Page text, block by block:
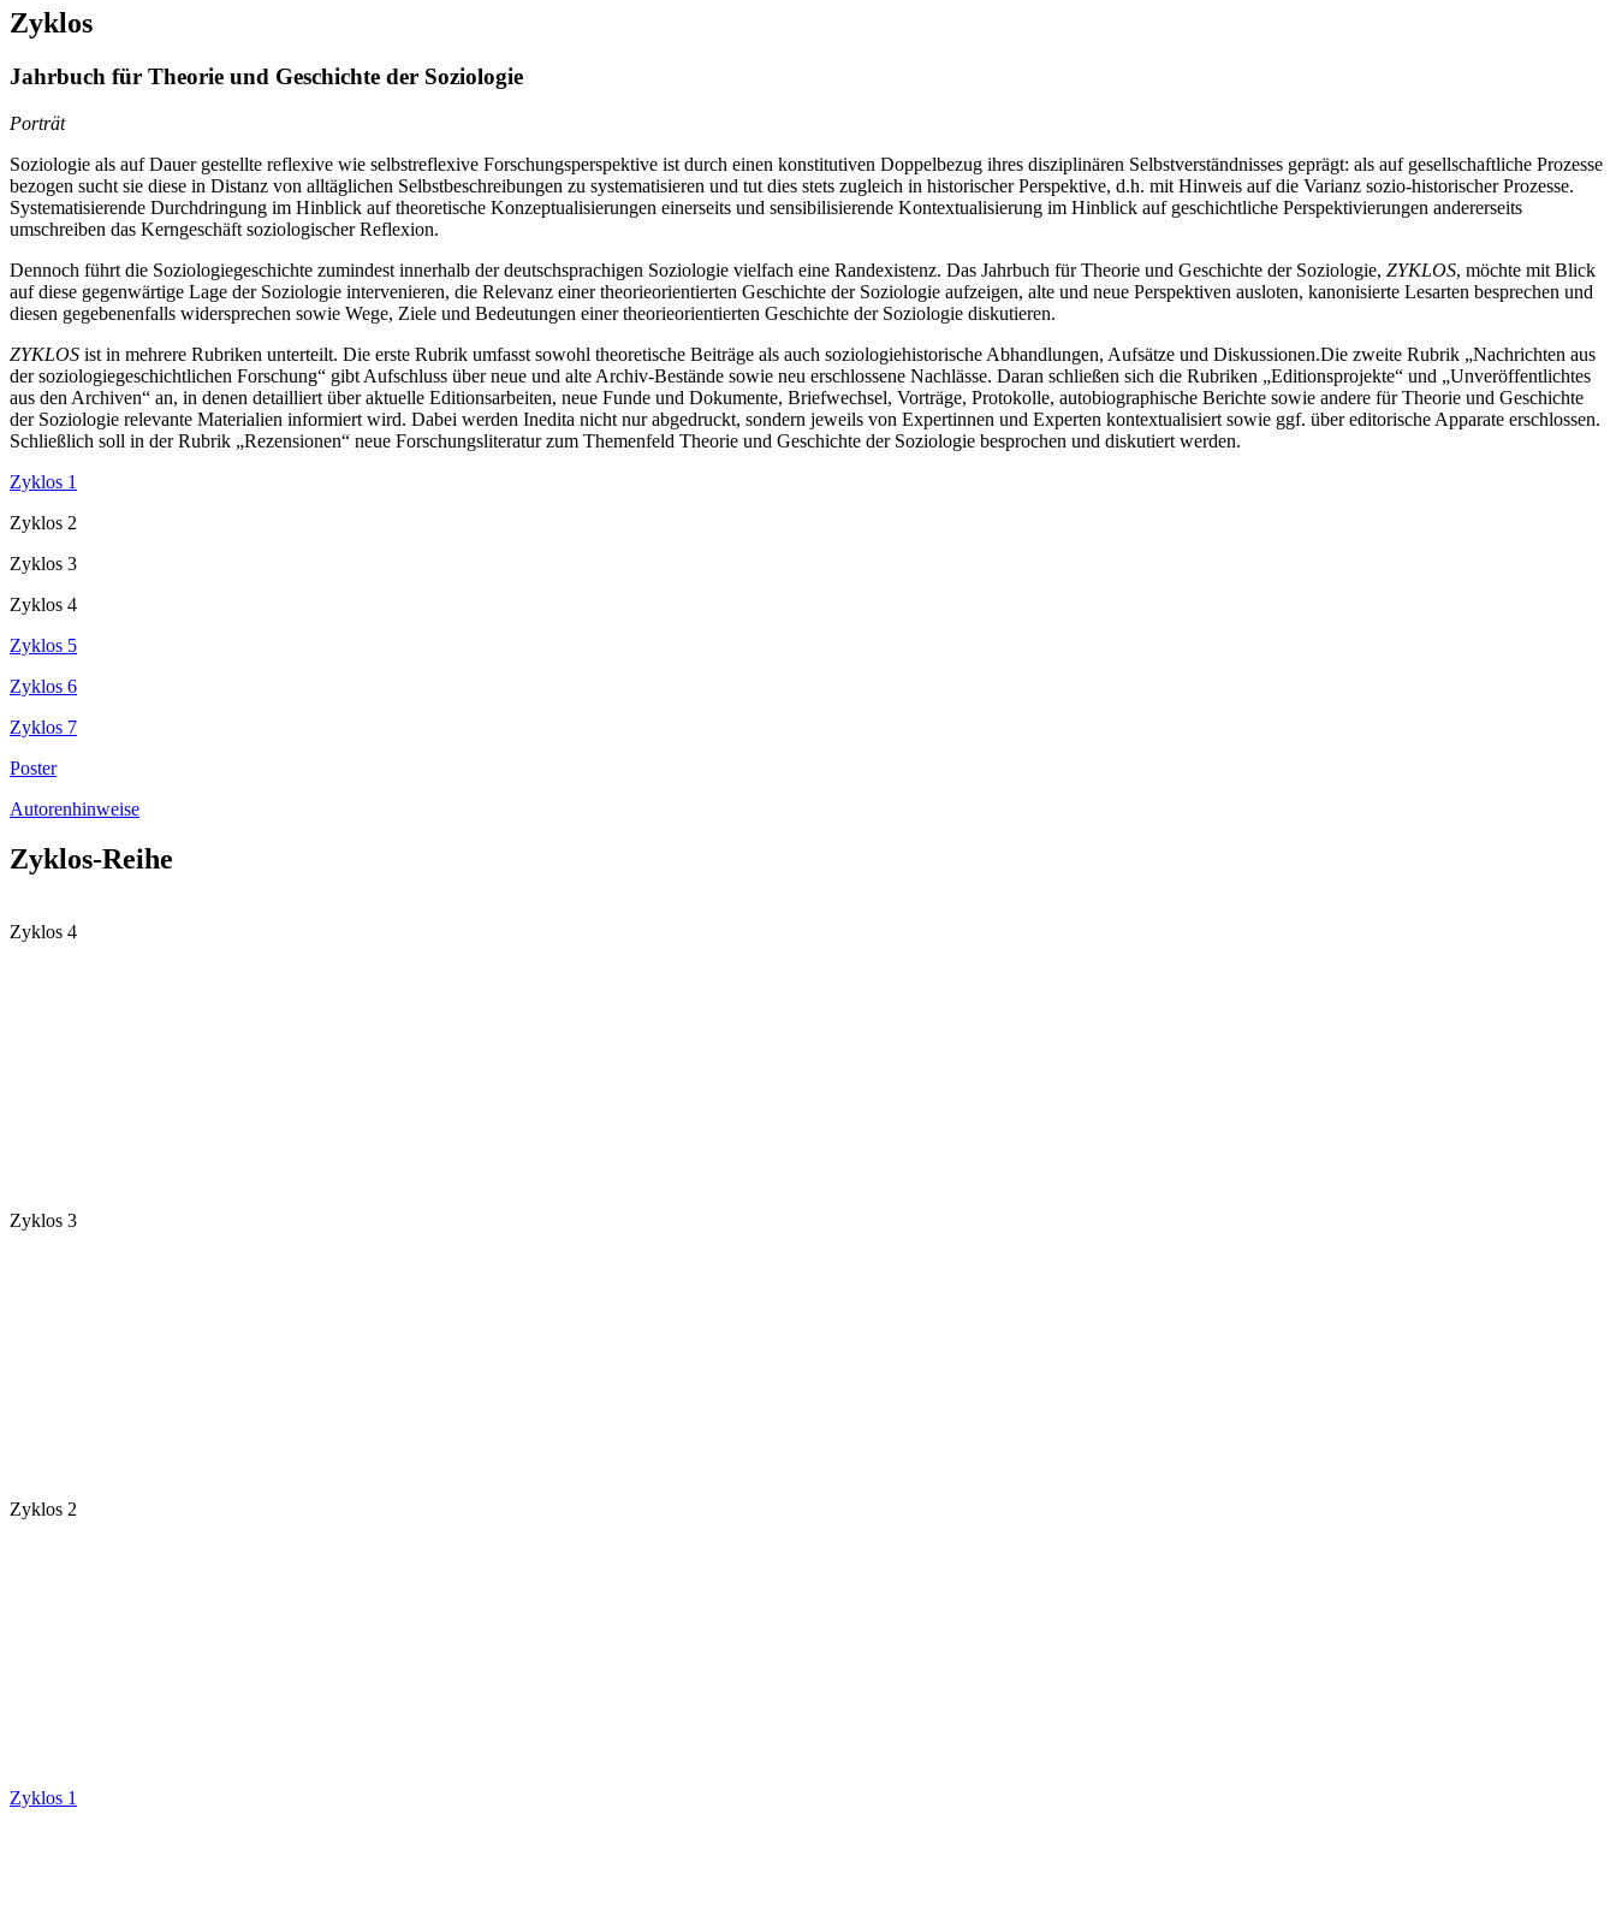
Zyklos
Jahrbuch für Theorie und Geschichte der Soziologie
Porträt
Soziologie als auf Dauer gestellte reflexive wie selbstreflexive Forschungsperspektive ist durch einen konstitutiven Doppelbezug ihres disziplinären Selbstverständnisses geprägt: als auf gesellschaftliche Prozesse
bezogen sucht sie diese in Distanz von alltäglichen Selbstbeschreibungen zu systematisieren und tut dies stets zugleich in historischer Perspektive, d.h. mit Hinweis auf die Varianz sozio-historischer Prozesse.
Systematisierende Durchdringung im Hinblick auf theoretische Konzeptualisierungen einerseits und sensibilisierende Kontextualisierung im Hinblick auf geschichtliche Perspektivierungen andererseits
umschreiben das Kerngeschäft soziologischer Reflexion.
Dennoch führt die Soziologiegeschichte zumindest innerhalb der deutschsprachigen Soziologie vielfach eine Randexistenz. Das Jahrbuch für Theorie und Geschichte der Soziologie, ZYKLOS, möchte mit Blick
auf diese gegenwärtige Lage der Soziologie intervenieren, die Relevanz einer theorieorientierten Geschichte der Soziologie aufzeigen, alte und neue Perspektiven ausloten, kanonisierte Lesarten besprechen und
diesen gegebenenfalls widersprechen sowie Wege, Ziele und Bedeutungen einer theorieorientierten Geschichte der Soziologie diskutieren.
ZYKLOS ist in mehrere Rubriken unterteilt. Die erste Rubrik umfasst sowohl theoretische Beiträge als auch soziologiehistorische Abhandlungen, Aufsätze und Diskussionen.Die zweite Rubrik „Nachrichten aus
der soziologiegeschichtlichen Forschung“ gibt Aufschluss über neue und alte Archiv-Bestände sowie neu erschlossene Nachlässe. Daran schließen sich die Rubriken „Editionsprojekte“ und „Unveröffentlichtes
aus den Archiven“ an, in denen detailliert über aktuelle Editionsarbeiten, neue Funde und Dokumente, Briefwechsel, Vorträge, Protokolle, autobiographische Berichte sowie andere für Theorie und Geschichte
der Soziologie relevante Materialien informiert wird. Dabei werden Inedita nicht nur abgedruckt, sondern jeweils von Expertinnen und Experten kontextualisiert sowie ggf. über editorische Apparate erschlossen.
Schließlich soll in der Rubrik „Rezensionen“ neue Forschungsliteratur zum Themenfeld Theorie und Geschichte der Soziologie besprochen und diskutiert werden.
Zyklos 1
Zyklos 2
Zyklos 3
Zyklos 4
Zyklos 5
Zyklos 6
Zyklos 7
Poster
Autorenhinweise
Zyklos-Reihe
Zyklos 4
Zyklos 3
Zyklos 2
Zyklos 1